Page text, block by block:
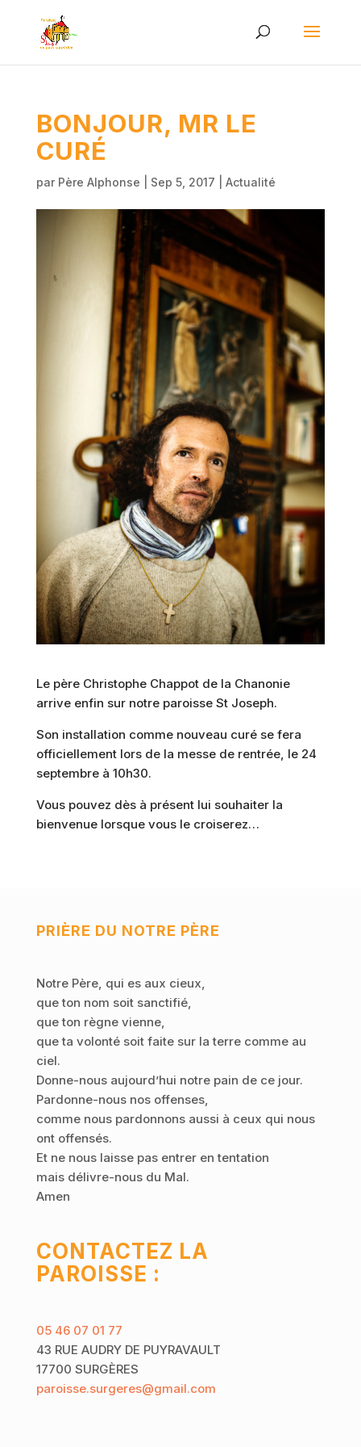
BONJOUR, MR LE
CURÉ
par Père Alphonse Sep 5, 2017 Actualité
Le père Christophe Chappot de la Chanonie
arrive enfin sur notre paroisse St Joseph.
Son installation comme nouveau curése fera
officiellement lors de la messe de rentrée, le 24
septembre à 10h30.
Vous pouvez dès à présent lui souhaiter la
bienvenue lorsque vous le croiserez…
PRIÈRE DU NOTRE PÈRE
Notre Père, qui es aux cieux,
que ton nom soit sanctifié,
que ton règne vienne,
que ta volonté soit faite sur la terre comme au
ciel.
Donne-nous aujourd’hui notre pain de ce jour.
Pardonne-nous nos offenses,
comme nous pardonnons aussi à ceux qui nous
ont offensés.
Et ne nous laisse pas entrer en tentation
mais délivre-nous du Mal.
Amen
CONTACTEZ LA
PAROISSE :
05 46 07 01 77
43 RUE AUDRY DE PUYRAVAULT
17700 SURGÈRES
paroisse.surgeres@gmail.com